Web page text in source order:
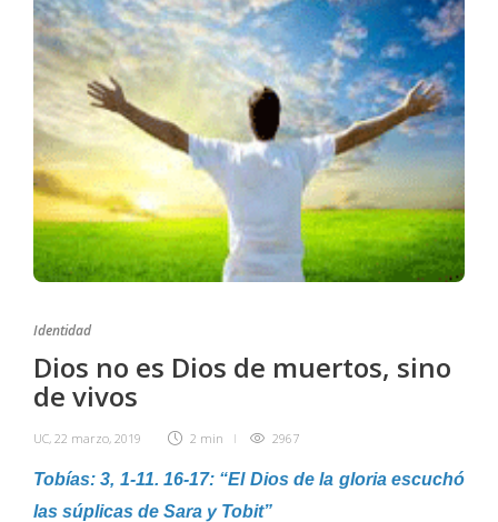
Identidad
Dios no es Dios de muertos, sino
de vivos
UC, 22 marzo, 2019 2 min 2967
Tobías: 3, 1-11. 16-17: “El Dios de la gloria escuchó
las súplicas de Sara y Tobit”